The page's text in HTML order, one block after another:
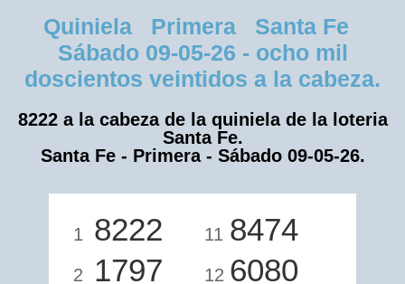
Quiniela Primera Santa Fe
Sábado 09-05-26 - ocho mil
doscientos veintidos a la cabeza.
8222 a la cabeza de la quiniela de la loteria
Santa Fe.
Santa Fe - Primera - Sábado 09-05-26.
1 8222
2 1797
11 8474
12 6080